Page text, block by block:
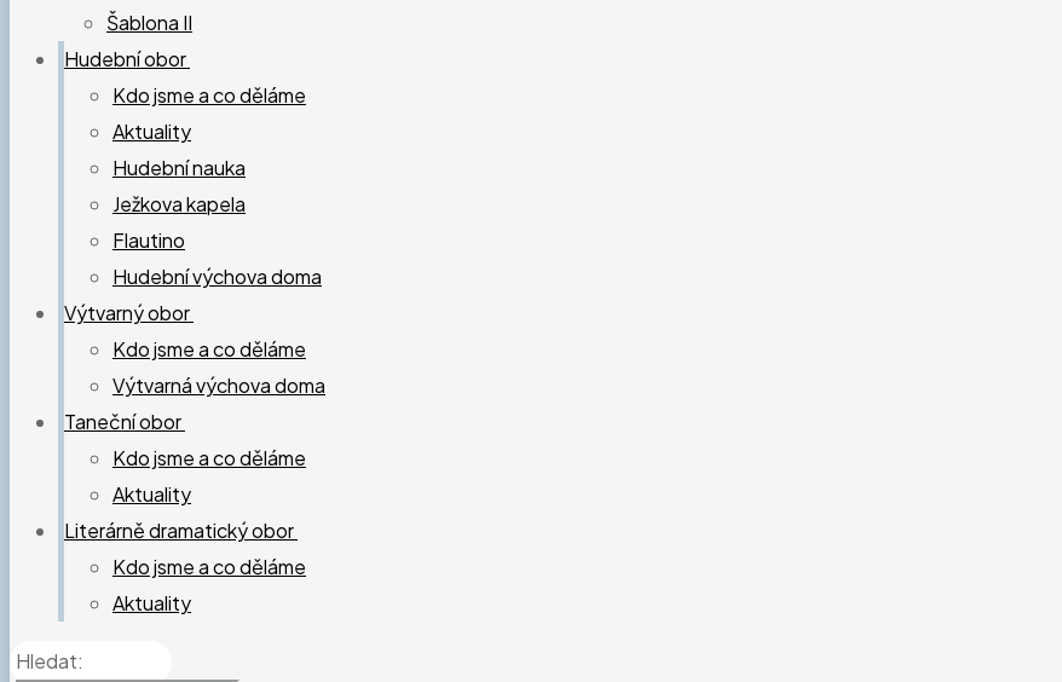
Šablona II
Hudební obor
Kdo jsme a co děláme
Aktuality
Hudební nauka
Ježkova kapela
Flautino
Hudební výchova doma
Výtvarný obor
Kdo jsme a co děláme
Výtvarná výchova doma
Taneční obor
Kdo jsme a co děláme
Aktuality
Literárně dramatický obor
Kdo jsme a co děláme
Aktuality
Hledat: